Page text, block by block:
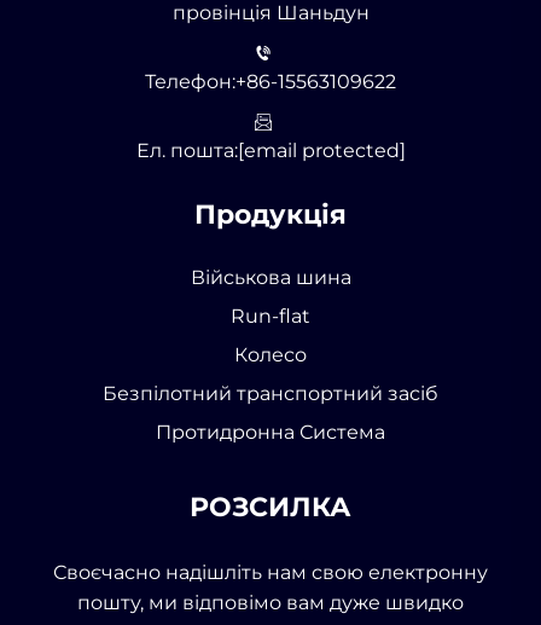
провінція Шаньдун
Телефон:+86-15563109622
Ел. пошта:[email protected]
Продукція
Військова шина
Run-flat
Колесо
Безпілотний транспортний засіб
Протидронна Система
РОЗСИЛКА
Своєчасно надішліть нам свою електронну
пошту, ми відповімо вам дуже швидко